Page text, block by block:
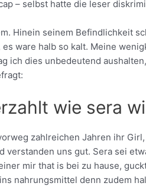
– selbst hatte die leser
Hinein seinem Befindlichkeit
ware halb so kalt. Meine
ich dies unbedeutend
wie sera
zahlreichen Jahren ihr
verstanden uns gut. Sera sei
mir that is bei zu hause,
nahrungsmittel denn zudem